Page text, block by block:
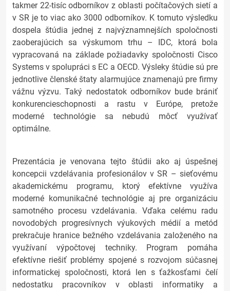
takmer 22-tisíc odborníkov z oblasti počítačových sietí a
v SR je to viac ako 3000 odborníkov. K tomuto výsledku
dospela štúdia jednej z najvýznamnejších spoločnosti
zaoberajúcich sa výskumom trhu – IDC, ktorá bola
vypracovaná na základe požiadavky spoločnosti Cisco
Systems v spolupráci s EC a OECD. Výsleky štúdie sú pre
jednotlive členské štaty alarmujúce znamenajú pre firmy
vážnu výzvu. Taký nedostatok odborníkov bude brániť
konkurencieschopnosti a rastu v Európe, pretože
moderné technológie sa nebudú môcť využívať
optimálne.
Prezentácia je venovana tejto štúdii ako aj úspešnej
koncepcii vzdelávania profesionálov v SR – sieťovému
akademickému programu, ktorý efektívne využíva
moderné komunikačné technológie aj pre organizáciu
samotného procesu vzdelávania. Vďaka celému radu
novodobých progresívnych výukových médií a metód
prekračuje hranice bežného vzdelávania založeného na
využívaní výpočtovej techniky. Program pomáha
efektívne riešiť problémy spojené s rozvojom súčasnej
informatickej spoločnosti, ktorá len s ťažkosťami čelí
nedostatku pracovníkov v oblasti informatiky a